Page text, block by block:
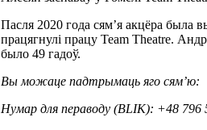
Пасля 2020 года сям’я акцёра была
працягнулі працу Team Theatre.
было 49 гадоў.
Вы можаце падтрымаць яго сям’ю:
Нумар для пераводу (BLIK): +48 796